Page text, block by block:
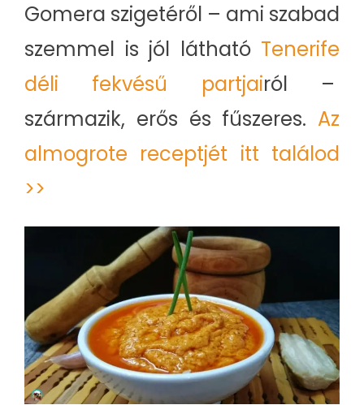
Gomera szigetéről – ami szabad
szemmel is jól látható Tenerife
déli fekvésű partjairól –
származik, erős és fűszeres. Az
almogrote receptjét itt találod
>>